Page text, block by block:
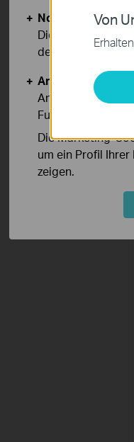
Von
Notwendige
Diese Cookies
deaktiviert werden.
Analyse- und
Analyse-Cookies
Funktionsweise
Die Marketing-
um ein Profil Ihrer
zeigen.